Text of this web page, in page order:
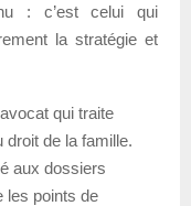
: c’est celui qui
la stratégie et
qui traite
droit de la famille.
aux dossiers
les points de